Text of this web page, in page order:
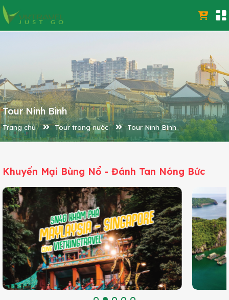
Tour Ninh Bình
Trang chủ Tour trong nước Tour Ninh Bình
Khuyến Mại Bùng Nổ - Đánh Tan Nóng Bức